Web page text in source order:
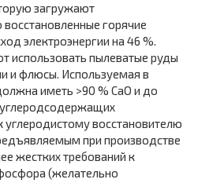
загружают
горячие
электроэнергии на 46 %.
использовать пылеватые руды
и флюсы. Используемая в
иметь >90 % CaO и до
углеродсодержащих
углеродистому восстановителю
при производстве
жестких требований к
(желательно